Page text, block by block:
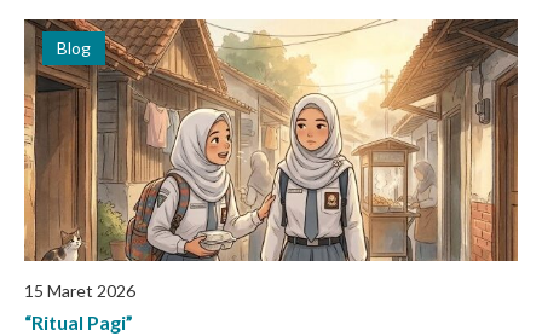
Blog
15 Maret 2026
“Ritual Pagi”